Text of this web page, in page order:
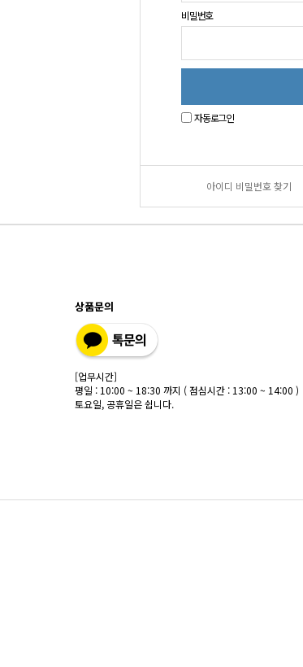
비밀번호
자동로그인
로
그
아이디 비밀번호 찾기
상품문의
[업무시간]
평일 : 10:00 ~ 18:30 까지 ( 점심시간 : 13:00 ~ 14:00 )
토요일, 공휴일은 쉽니다.